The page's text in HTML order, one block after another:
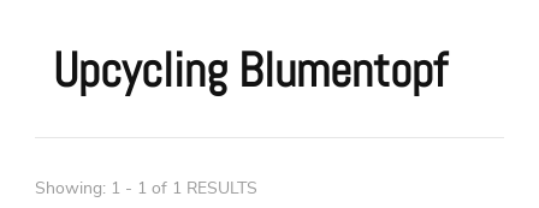
Upcycling Blumentopf
Showing: 1 - 1 of 1 RESULTS